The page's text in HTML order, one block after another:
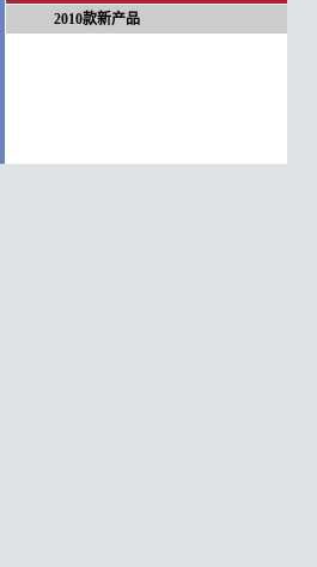
2010款新产品